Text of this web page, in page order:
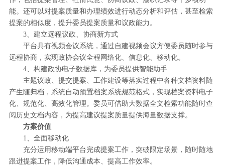
能。还可以对提案质量和办理绩效进行动态分析和评估，甚至检索
提案的相似度，提升委员提案质量和议政能力。
3、建立远程议政、协商新方式
平台具有视频会议系统，通过自建视频会议方便委员随时参与
远程协商，实现政协会议全程网络化、信息化、移动化。
4、构建政协电子数据库，为委员提供智能助手
主题议政、提交提案、工作建设等落实过程中各种文档资料随
产生随归档，系统自动预置档案系统规范格式，实现档案资料电子
化、规范化、高效化管理。委员可借助大数据全文检索功能随时查
阅历史文档内容，为提高建议提案质量提供海量数据支撑。
方案价值
1、全面移动化
充分运用移动端平台完成提案工作，突破限定场景，随时随地
跟进提案工作，降低沟通成本、提高工作效率。